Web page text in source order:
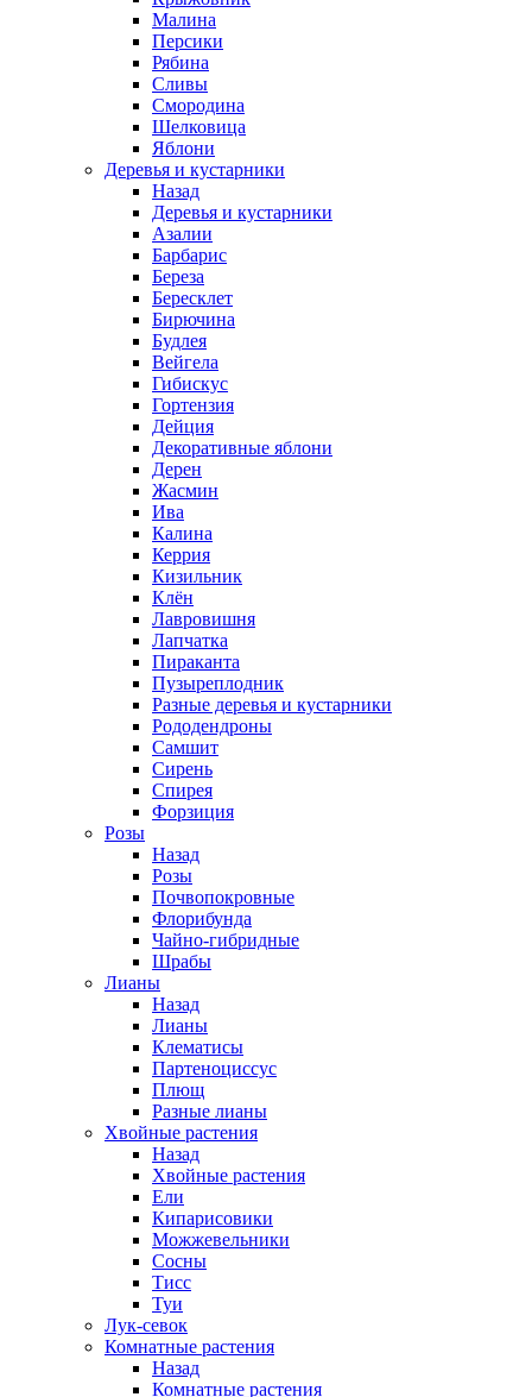
Малина
Персики
Рябина
Сливы
Смородина
Шелковица
Яблони
Деревья и кустарники
Назад
Деревья и кустарники
Азалии
Барбарис
Береза
Бересклет
Бирючина
Будлея
Вейгела
Гибискус
Гортензия
Дейция
Декоративные яблони
Дерен
Жасмин
Ива
Калина
Керрия
Кизильник
Клён
Лавровишня
Лапчатка
Пираканта
Пузыреплодник
Разные деревья и кустарники
Рододендроны
Самшит
Сирень
Спирея
Форзиция
Розы
Назад
Розы
Почвопокровные
Флорибунда
Чайно-гибридные
Шрабы
Лианы
Назад
Лианы
Клематисы
Партеноциссус
Плющ
Разные лианы
Хвойные растения
Назад
Хвойные растения
Ели
Кипарисовики
Можжевельники
Сосны
Тисс
Туи
Лук-севок
Комнатные растения
Назад
Комнатные растения